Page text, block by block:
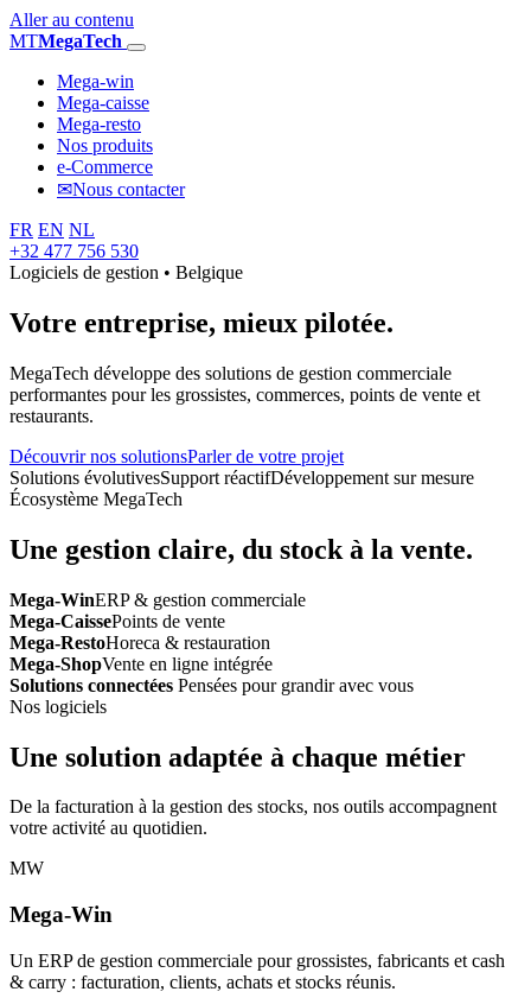
Aller au contenu
MTMegaTech
Mega-win
Mega-caisse
Mega-resto
Nos produits
e-Commerce
✉Nous contacter
FR EN NL
+32 477 756 530
Logiciels de gestion • Belgique
Votre entreprise, mieux pilotée.
MegaTech développe des solutions de gestion commerciale
performantes pour les grossistes, commerces, points de vente et
restaurants.
Découvrir nos solutionsParler de votre projet
Solutions évolutivesSupport réactifDéveloppement sur mesure
Écosystème MegaTech
Une gestion claire, du stock à la vente.
Mega-WinERP & gestion commerciale
Mega-CaissePoints de vente
Mega-RestoHoreca & restauration
Mega-ShopVente en ligne intégrée
Solutions connectées Pensées pour grandir avec vous
Nos logiciels
Une solution adaptée à chaque métier
De la facturation à la gestion des stocks, nos outils accompagnent
votre activité au quotidien.
MW
Mega-Win
Un ERP de gestion commerciale pour grossistes, fabricants et cash
& carry : facturation, clients, achats et stocks réunis.